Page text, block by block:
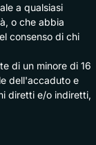
a qualsiasi
o che abbia
consenso di chi
di un minore di 16
dell'accaduto e
diretti e/o indiretti,